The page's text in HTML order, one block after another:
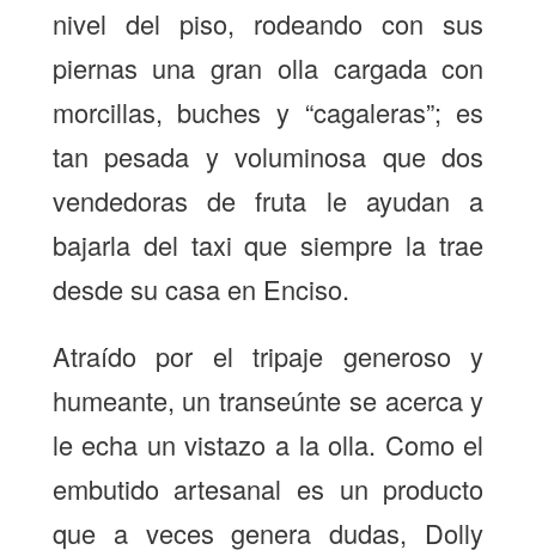
nivel del piso, rodeando con sus
piernas una gran olla cargada con
morcillas, buches y “cagaleras”; es
tan pesada y voluminosa que dos
vendedoras de fruta le ayudan a
bajarla del taxi que siempre la trae
desde su casa en Enciso.
Atraído por el tripaje generoso y
humeante, un transeúnte se acerca y
le echa un vistazo a la olla. Como el
embutido artesanal es un producto
que a veces genera dudas, Dolly